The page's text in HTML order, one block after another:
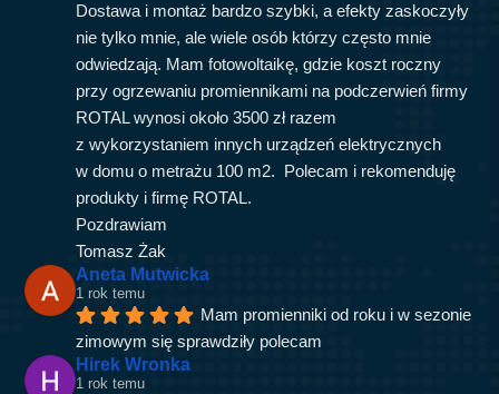
Dostawa i montaż bardzo szybki, a efekty zaskoczyły
nie tylko mnie, ale wiele osób którzy często mnie
odwiedzają. Mam fotowoltaikę, gdzie koszt roczny
przy ogrzewaniu promiennikami na podczerwień firmy
ROTAL wynosi około 3500 zł razem
z wykorzystaniem innych urządzeń elektrycznych
w domu o metrażu 100 m2.  Polecam i rekomenduję
produkty i firmę ROTAL.
Pozdrawiam
Tomasz Żak
Aneta Mutwicka
1 rok temu
Mam promienniki od roku i w sezonie
zimowym się sprawdziły polecam
Hirek Wronka
1 rok temu